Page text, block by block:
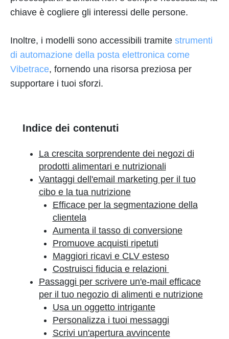
chiave è cogliere gli interessi delle persone.
Inoltre, i modelli sono accessibili tramite strumenti
di automazione della posta elettronica come
Vibetrace, fornendo una risorsa preziosa per
supportare i tuoi sforzi.
Indice dei contenuti
La crescita sorprendente dei negozi di
prodotti alimentari e nutrizionali
Vantaggi dell'email marketing per il tuo
cibo e la tua nutrizione
Efficace per la segmentazione della
clientela
Aumenta il tasso di conversione
Promuove acquisti ripetuti
Maggiori ricavi e CLV esteso
Costruisci fiducia e relazioni
Passaggi per scrivere un'e-mail efficace
per il tuo negozio di alimenti e nutrizione
Usa un oggetto intrigante
Personalizza i tuoi messaggi
Scrivi un'apertura avvincente